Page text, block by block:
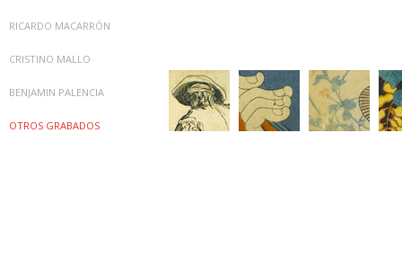
RICARDO MACARRÓN
CRISTINO MALLO
BENJAMIN PALENCIA
OTROS GRABADOS